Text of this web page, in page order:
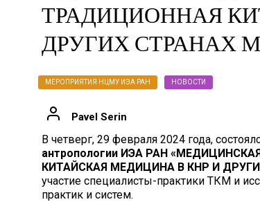
ТРАДИЦИОННАЯ
ДРУГИХ СТРАНАХ
МЕРОПРИЯТИЯ НЦМУ ИЭА РАН НОВОСТИ
Pavel Serin
В четверг, 29 февраля 2024 года,
антропологии ИЭА РАН
КИТАЙСКАЯ МЕДИЦИНА В КНР И
участие специалисты-практики ТКМ и
практик и систем.